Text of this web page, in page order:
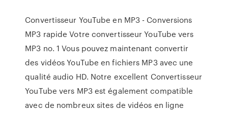
Convertisseur YouTube en MP3 - Conversions
MP3 rapide Votre convertisseur YouTube vers
MP3 no. 1 Vous pouvez maintenant convertir
des vidéos YouTube en fichiers MP3 avec une
qualité audio HD. Notre excellent Convertisseur
YouTube vers MP3 est également compatible
avec de nombreux sites de vidéos en ligne